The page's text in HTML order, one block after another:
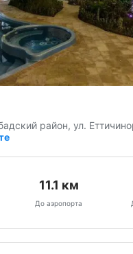
район, ул.
11.1 км
До аэропорта